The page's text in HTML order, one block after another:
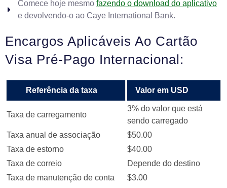
Comece hoje mesmo fazendo o download do aplicativo
e devolvendo-o ao Caye International Bank.
Encargos Aplicáveis Ao Cartão
Visa Pré-Pago Internacional:
Referência da taxa Valor em USD
Taxa de carregamento
3% do valor que está
sendo carregado
Taxa anual de associação
$50.00
Taxa de estorno
$40.00
Taxa de correio
Depende do destino
Taxa de manutenção de conta
$3.00